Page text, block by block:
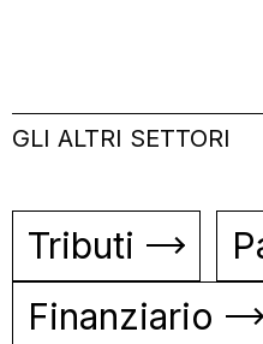
GLI ALTRI SETTORI
Tributi
Finanziario